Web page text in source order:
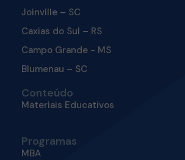
Joinville – SC
Caxias do Sul – RS
Campo Grande - MS
Blumenau – SC
Conteúdo
Materiais Educativos
Programas
MBA